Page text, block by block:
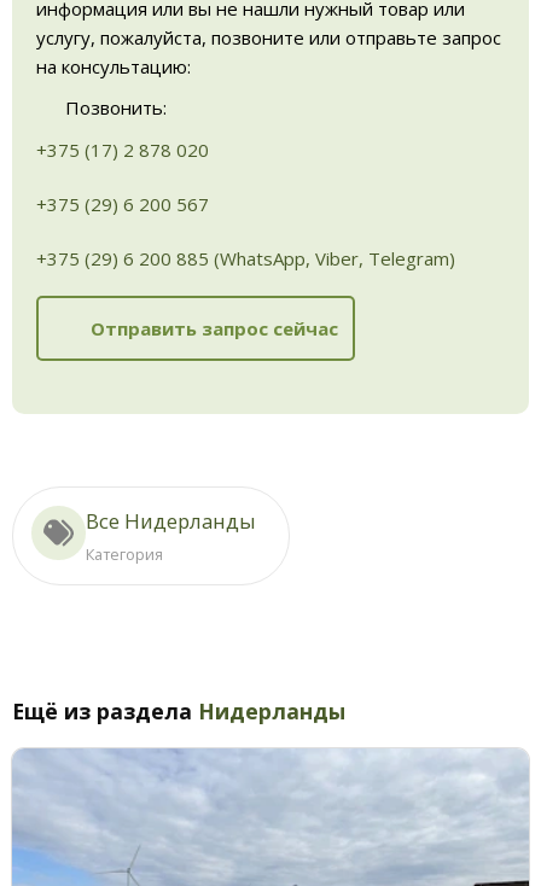
информация или вы не нашли нужный товар или
услугу, пожалуйста, позвоните или отправьте запрос
на консультацию:
Позвонить:
+375 (17) 2 878 020
+375 (29) 6 200 567
+375 (29) 6 200 885 (WhatsApp, Viber, Telegram)
Отправить запрос сейчас
Все Нидерланды
Категория
Ещё из раздела Нидерланды